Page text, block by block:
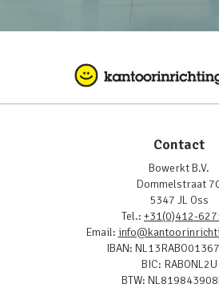
Contact
Bowerkt B.V.
Dommelstraat
5347 JL Oss
Tel.: +31(0)412-
Email:
IBAN:
BIC: RABONL2U
BTW: